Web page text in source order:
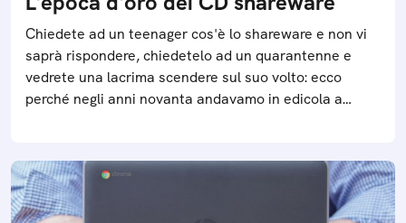
Chiedete ad un teenager cos'è lo shareware e non vi
saprà rispondere, chiedetelo ad un quarantenne e
vedrete una lacrima scendere sul suo volto: ecco
perché negli anni novanta andavamo in edicola a